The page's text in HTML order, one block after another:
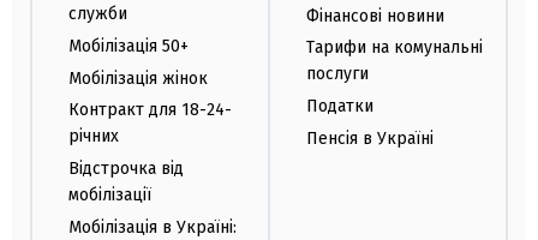
служби
Мобілізація 50+
Мобілізація жінок
Контракт для 18-24-
річних
Відстрочка від
мобілізації
Мобілізація в Україні:
Фінансові новини
Тарифи на комунальні
послуги
Податки
Пенсія в Україні